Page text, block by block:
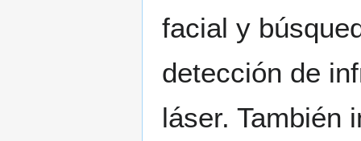
facial y
detección de
láser. También